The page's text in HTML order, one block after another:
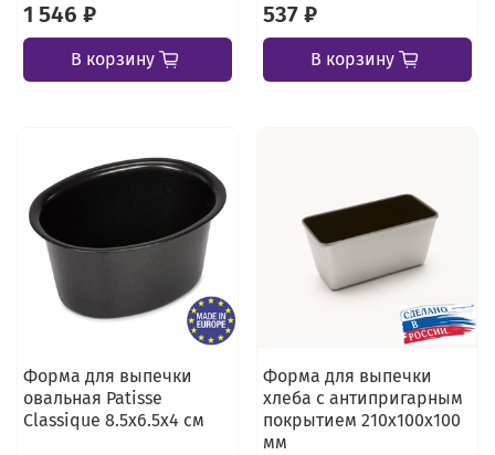
1 546 ₽
В корзину
537 ₽
В корзину
Форма для выпечки
овальная Patisse
Classique 8.5х6.5х4 см
Форма для выпечки
хлеба с антипригарным
покрытием 210х100х100
мм